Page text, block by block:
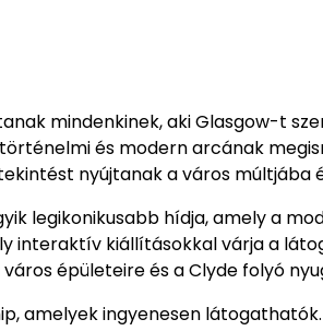
mindenkinek, aki Glasgow-t
és modern arcának
nyújtanak a város múltjába
legikonikusabb hídja, amely a
interaktív kiállításokkal várja a
épületeire és a Clyde folyó
amelyek ingyenesen